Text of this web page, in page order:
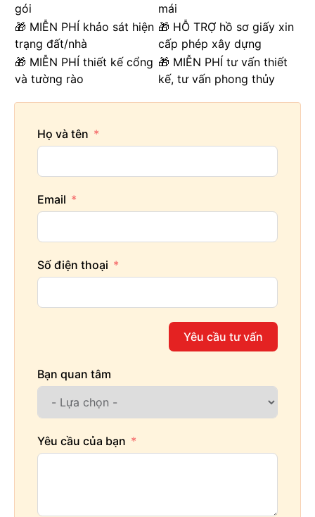
gói
mái
🎁 MIỄN PHÍ khảo sát hiện
trạng đất/nhà
🎁 HỖ TRỢ hồ sơ giấy xin
cấp phép xây dựng
🎁 MIỄN PHÍ thiết kế cổng
và tường rào
🎁 MIỄN PHÍ tư vấn thiết
kế, tư vấn phong thủy
Họ và tên
Email
Số điện thoại
Yêu cầu tư vấn
Bạn quan tâm
Yêu cầu của bạn